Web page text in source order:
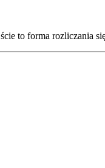
to forma rozliczania